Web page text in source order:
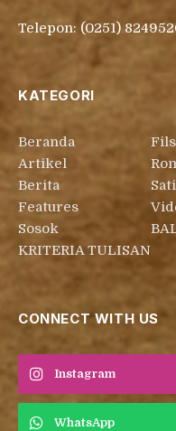
Telepon: (0251)
KATEGORI
Beranda
Artikel
Berita
Features
Sosok
KRITERIA TULISAN
CONNECT WITH US
Instagram
WhatsApp